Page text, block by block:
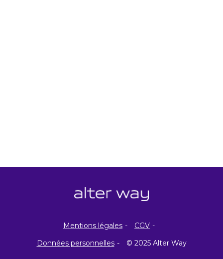
Mentions légales
CGV
Données personnelles
© 2025 Alter Way